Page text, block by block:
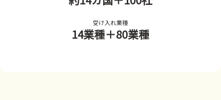
受け入れ業種
14業種＋80業種